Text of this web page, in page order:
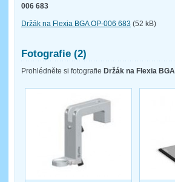
006 683
Držák na Flexia BGA OP-006 683 (52 kB)
Fotografie (2)
Prohlédněte si fotografie Držák na Flexia